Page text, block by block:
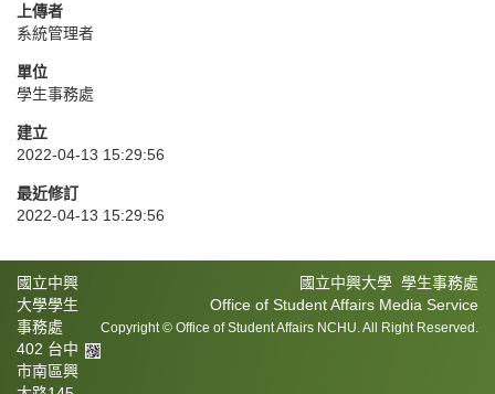
上傳者
系統管理者
單位
學生事務處
建立
2022-04-13 15:29:56
最近修訂
2022-04-13 15:29:56
國立中興大學 學生事務處
Office of Student Affairs Media Service
Copyright © Office of Student Affairs NCHU. All Right Reserved.
國立中興
大學學生
事務處
402 台中
市南區興